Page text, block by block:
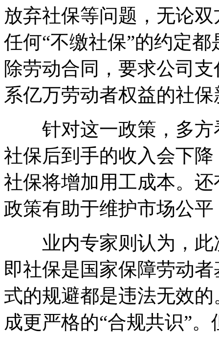
放弃社保等问题，无论
任何“不缴社保”的约定
除劳动合同，要求公司
系亿万劳动者权益的社
针对这一政策，多方
社保后到手的收入会下
社保将增加用工成本。
政策有助于维护市场公
业内专家则认为，此
即社保是国家保障劳动
式的规避都是违法无效
成更严格的“合规共识”